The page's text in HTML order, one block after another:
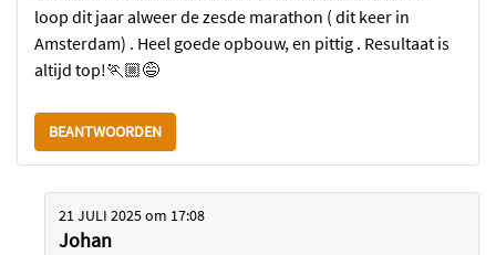
loop dit jaar alweer de zesde marathon ( dit keer in
Amsterdam) . Heel goede opbouw, en pittig . Resultaat is
altijd top!🏃🏼😅
BEANTWOORDEN
21 JULI 2025om 17:08
Johan